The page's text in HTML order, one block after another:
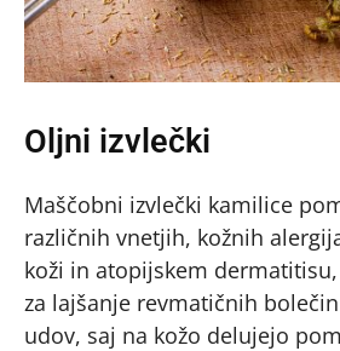
Oljni izvlečki
Maščobni izvlečki kamilice
različnih vnetjih, kožnih
koži in atopijskem
za lajšanje revmatičnih
udov, saj na kožo delujejo